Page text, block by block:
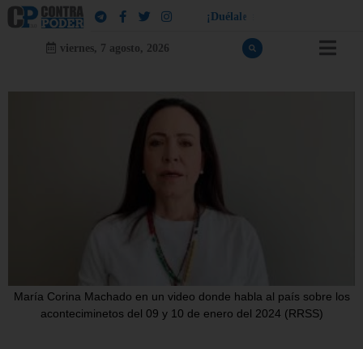
¡ Dué a e
viernes, 7 agosto, 2026
María Corina Machado en un video donde habla al país sobre los
aconteciminetos del 09 y 10 de enero del 2024 (RRSS)